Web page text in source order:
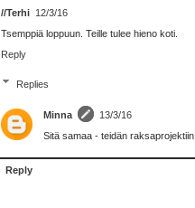
//Terhi 12/3/16
Tsemppiä loppuun. Teille tulee hieno koti.
Reply
Replies
Minna
13/3/16
Sitä samaa - teidän raksaprojektiin.
Reply